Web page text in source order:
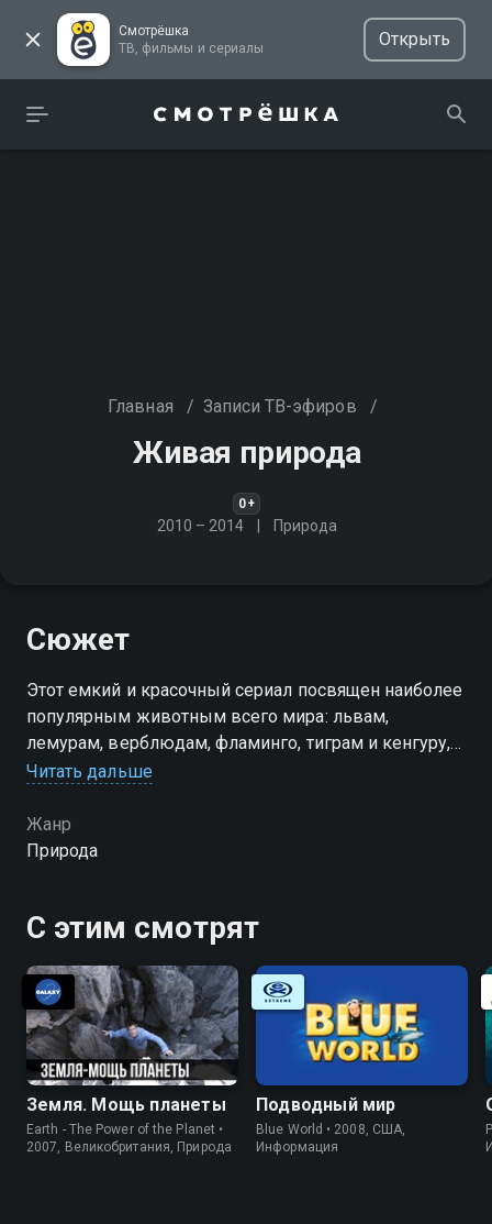
Смотрёшка
ТВ, фильмы и сериалы
Открыть
Главная / Записи ТВ-эфиров /
Живая природа
0+
2010 – 2014 Природа
Сюжет
Этот емкий и красочный сериал посвящен наиболее
популярным животным всего мира: львам,
лемурам, верблюдам, фламинго, тиграм и кенгуру,
черепахам, крокодилам, лисам и волкам…
Читать дальше
Жанр
Природа
С этим смотрят
Земля. Мощь планеты
Earth - The Power of the Planet •
2007, Великобритания, Природа
Подводный мир
Blue World • 2008, США,
Информация